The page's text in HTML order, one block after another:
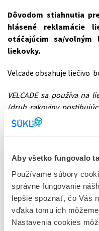
Aby všetko fungovalo
Používame súbory
správne fungovanie
lepšie spoznať, čo Vás
vďaka tomu ich
Nastavenia cookies
Dôvodom stiahnutia
hlásené reklamácie
otáčajúcim sa/voľným
liekovky.
Velcade obsahuje liečivo
VELCADE sa používa na
(druh rakoviny
veku 18 rokov alebo
cyklofosfamid,
transplantáciu
Pravdepodobnosť
nízku vzhľadom na
produktom zo strany
nedostal žiadne
použitia lieku v